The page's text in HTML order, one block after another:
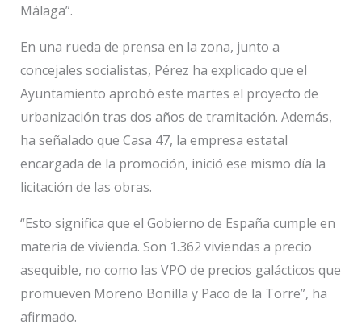
Málaga”.
En una rueda de prensa en la zona, junto a
concejales socialistas, Pérez ha explicado que el
Ayuntamiento aprobó este martes el proyecto de
urbanización tras dos años de tramitación. Además,
ha señalado que Casa 47, la empresa estatal
encargada de la promoción, inició ese mismo día la
licitación de las obras.
“Esto significa que el Gobierno de España cumple en
materia de vivienda. Son 1.362 viviendas a precio
asequible, no como las VPO de precios galácticos que
promueven Moreno Bonilla y Paco de la Torre”, ha
afirmado.